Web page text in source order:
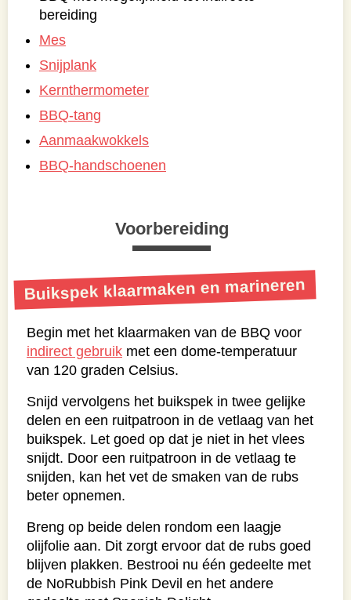
bereiding
Mes
Snijplank
Kernthermometer
BBQ-tang
Aanmaakwokkels
BBQ-handschoenen
Voorbereiding
Buikspek klaarmaken en marineren
Begin met het klaarmaken van de BBQ voor
indirect gebruik met een dome-temperatuur
van 120 graden Celsius.
Snijd vervolgens het buikspek in twee gelijke
delen en een ruitpatroon in de vetlaag van het
buikspek. Let goed op dat je niet in het vlees
snijdt. Door een ruitpatroon in de vetlaag te
snijden, kan het vet de smaken van de rubs
beter opnemen.
Breng op beide delen rondom een laagje
olijfolie aan. Dit zorgt ervoor dat de rubs goed
blijven plakken. Bestrooi nu één gedeelte met
de NoRubbish Pink Devil en het andere